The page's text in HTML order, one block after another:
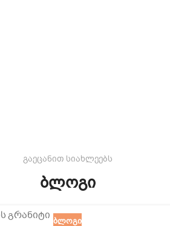
გაეცანით სიახლეებს
ბლოგი
ᲑᲚᲝᲒᲘ